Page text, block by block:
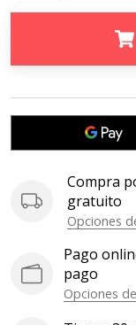
Compra
gratuito
Opciones
Pago
pago
Opciones